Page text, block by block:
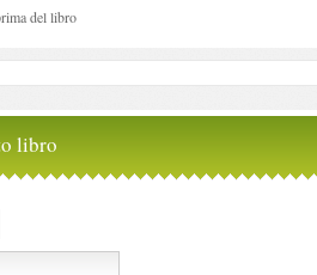
del libro
libro